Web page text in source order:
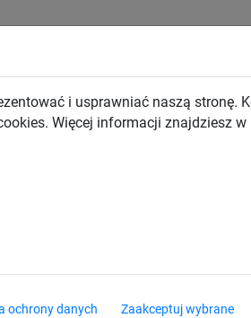
i usprawniać naszą stronę.
Więcej informacji znajdziesz w
ochrony danych Zaakceptuj wybrane
SIATKI BUDOWLANE SIATKI